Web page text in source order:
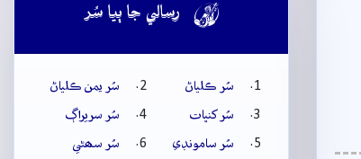
 رسالي جا ٻيا سُر
سُر ڪلياڻ
سُر يمن ڪلياڻ
سُر کنڀات
سُر سريراڳ
سُر سامونڊي
سُر سھڻي